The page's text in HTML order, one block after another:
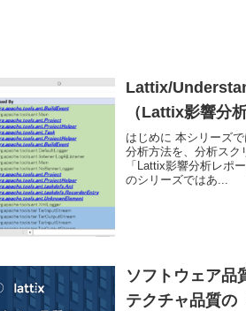
Lattix/
（Lattix影響分
はじめに 本シリーズ
分析方法を、分析スク
「Lattix影響分析レポ
のシリーズではあ...
ソフトウェア品
テクチャ品質の